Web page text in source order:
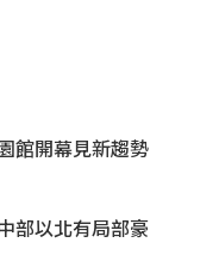
館開幕見新趨勢
部以北有局部豪